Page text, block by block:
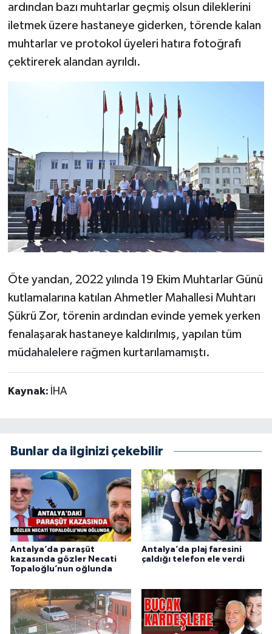
ardından bazı muhtarlar geçmiş olsun dileklerini
iletmek üzere hastaneye giderken, törende kalan
muhtarlar ve protokol üyeleri hatıra fotoğrafı
çektirerek alandan ayrıldı.
Öte yandan, 2022 yılında 19 Ekim Muhtarlar Günü
kutlamalarına katılan Ahmetler Mahallesi Muhtarı
Şükrü Zor, törenin ardından evinde yemek yerken
fenalaşarak hastaneye kaldırılmış, yapılan tüm
müdahalelere rağmen kurtarılamamıştı.
Kaynak: İHA
Bunlar da ilginizi çekebilir
Antalya’da paraşüt
kazasında gözler Necati
Topaloğlu’nun oğlunda
Antalya’da plaj faresini
çaldığı telefon ele verdi